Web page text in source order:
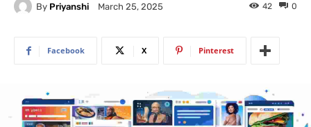
By Priyanshi March 25, 2025 0
42
Facebook X Pinterest